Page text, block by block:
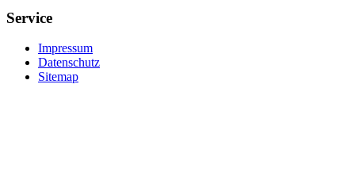
Service
Impressum
Datenschutz
Sitemap